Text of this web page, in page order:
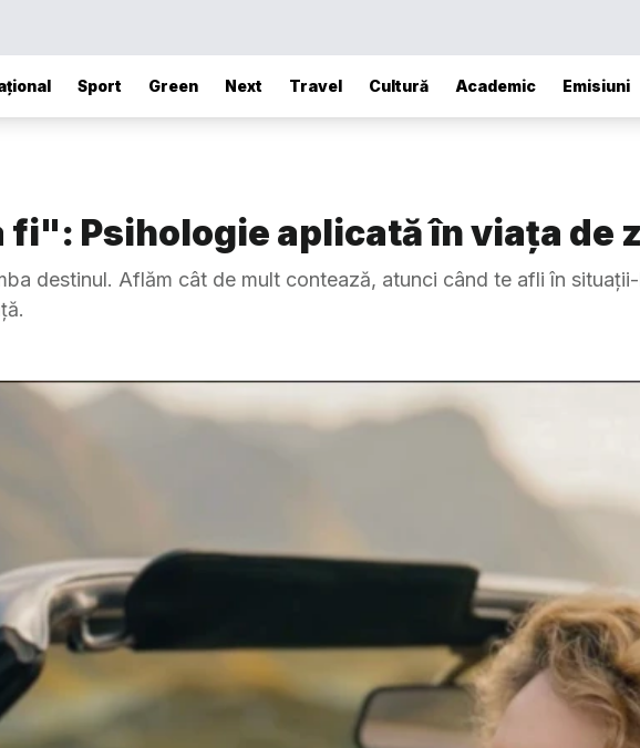
Sport Green Next Travel Cultură Academic Emisiuni
fi": Psihologie aplicată în viața de
destinul. Aflăm cât de mult contează, atunci când te afli în